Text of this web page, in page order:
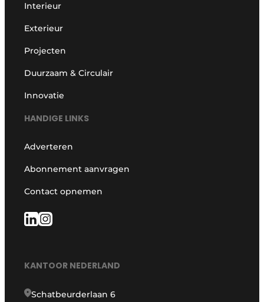
Interieur
Exterieur
Projecten
Duurzaam & Circulair
Innovatie
HANDIGE LINKS
Adverteren
Abonnement aanvragen
Contact opnemen
KANTOOR NEDERLAND
Schatbeurderlaan 6